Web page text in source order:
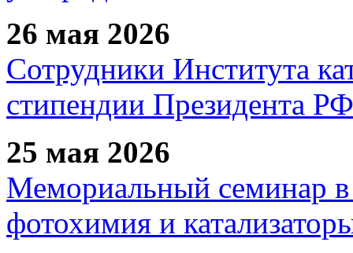
26 мая 2026
Сотрудники Института
стипендии Президента РФ
25 мая 2026
Мемориальный семинар в
фотохимия и